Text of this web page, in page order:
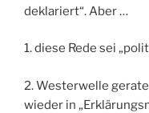
deklariert“. Aber …
1. diese Rede sei
2. Westerwelle
wieder in